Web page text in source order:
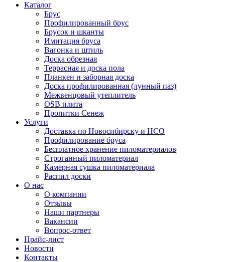
Каталог
Брус
Профилированный брус
Брусок и шканты
Имитация бруса
Вагонка и штиль
Доска обрезная
Террасная и доска пола
Планкен и заборная доска
Доска профилированная (лунный паз)
Межвенцовый утеплитель
OSB плита
Пропитки Сенеж
Услуги
Доставка по Новосибирску и НСО
Профилирование бруса
Бесплатное хранение пиломатериалов
Строганный пиломатериал
Камерная сушка пиломатериала
Распил доски
О нас
О компании
Отзывы
Наши партнеры
Вакансии
Вопрос-ответ
Прайс-лист
Новости
Контакты